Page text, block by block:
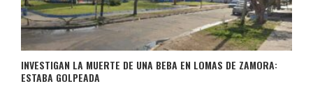
INVESTIGAN LA MUERTE DE UNA BEBA EN LOMAS DE ZAMORA:
ESTABA GOLPEADA